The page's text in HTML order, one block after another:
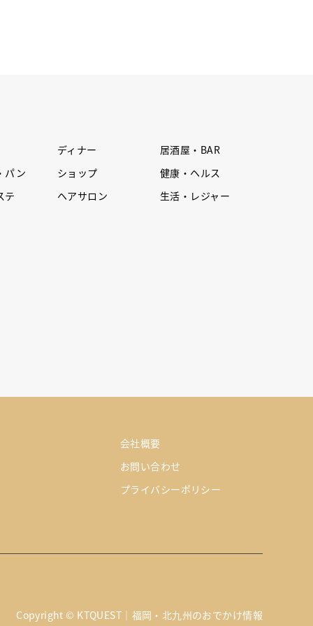
ディナー
居酒屋・BAR
パン
ショップ
健康・ヘルス
テ
ヘアサロン 生活・レジャー
会社概要
お問い合わせ
プライバシーポリシー
Copyright © KTQUEST｜福岡・北九州のおでかけ情報